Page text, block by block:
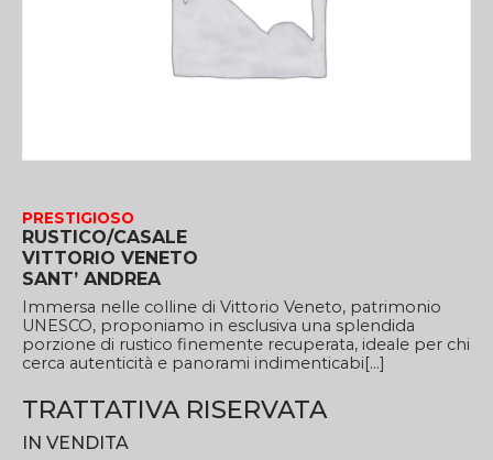
PRESTIGIOSO
RUSTICO/CASALE
VITTORIO VENETO
SANT’ ANDREA
Immersa nelle colline di Vittorio Veneto, patrimonio
UNESCO, proponiamo in esclusiva una splendida
porzione di rustico finemente recuperata, ideale per chi
cerca autenticità e panorami indimenticabi[...]
TRATTATIVA RISERVATA
IN VENDITA